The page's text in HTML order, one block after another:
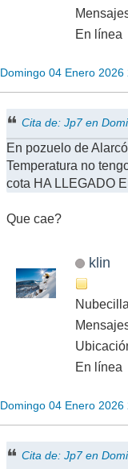
En línea
Domingo 04 Enero 2026
Cita de: Jp7 en
En pozuelo de
Temperatura no
cota HA LLEGADO
Que cae?
klin
Nubecilla
En línea
Domingo 04 Enero 2026
Cita de: Jp7 en